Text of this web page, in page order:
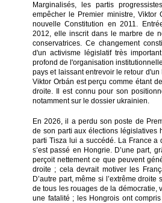
Marginalisés, les partis
empêcher le Premier ministre, Viktor
nouvelle Constitution en 2011.
2012, elle inscrit dans le marbre de
conservatrices. Ce changement
d'un activisme législatif très
profond de l'organisation
pays et laissant entrevoir le retour
Viktor Orbán est perçu comme étant
droite. Il est connu pour son
notamment sur le dossier ukrainien.
En 2026, il a perdu son poste de
de son parti aux élections législatives
parti Tisza lui a succédé. La France a
s’est passé en Hongrie. D’une part,
perçoit nettement ce que peuvent
droite ; cela devrait motiver les
D’autre part, même si l’extrême droite
de tous les rouages de la démocratie,
une fatalité ; les Hongrois ont